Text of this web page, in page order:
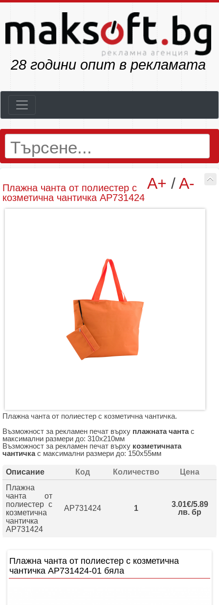
32 години опит в рекламата
A+ /A-
Плажнa чантa от полиестер с
козметична чантичка AP731424
Плажнa чантa от полиестер с козметична чантичка.
Възможност за рекламен печат върху плажната чантас
максимални размери до: 310х210мм
Възможност за рекламен печат върху козметичната
чантичкас максимални размери до: 150х55мм
Описание Код Количество
Цена
Плажнa
чантa от
полиестер с
козметична
чантичка
AP731424
AP731424 1
3.01€/5.89
лв. бр
Плажнa чантa от полиестер с козметична
чантичка AP731424-01 бяла